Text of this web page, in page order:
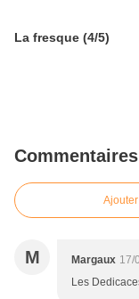
La fresque (4/5)
Commentaires
M Margaux 17/
Les